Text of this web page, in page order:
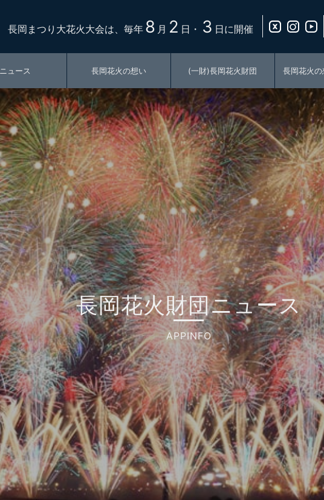
長岡まつり大花火大会は、毎年 8 月 2 日・ 3 日に開催
ニュース 長岡花火の想い (一財)長岡花火財団 長岡花火
長岡花火財団ニュース
APPINFO